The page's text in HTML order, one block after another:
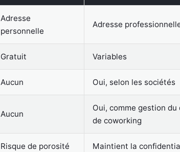
Adresse
personnelle
Adresse
Gratuit Variables
Aucun Oui, selon les sociétés
Aucun
Oui, comme gestion
de coworking
Risque de porosité Maintient la